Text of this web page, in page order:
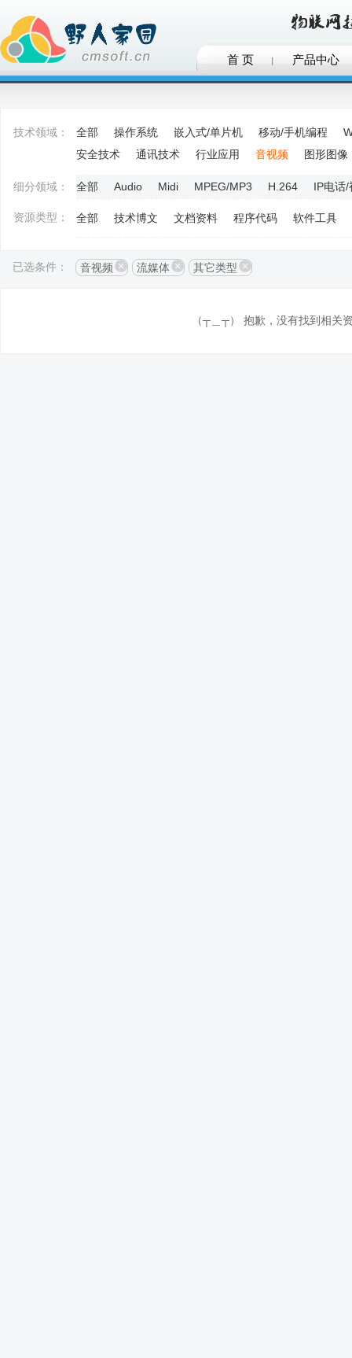
首 页 产品中心
技术领域： 全部 操作系统 嵌入式/单片机 移动/手机编程
安全技术
通讯技术 行业应用 音视频 图形图像
细分领域： 全部 Audio Midi MPEG/MP3 H.264 IP电话/
资源类型： 全部 技术博文 文档资料 程序代码 软件工具
已选条件： 音视频 流媒体 其它类型
（┬＿┬） 抱歉，没有找到相关